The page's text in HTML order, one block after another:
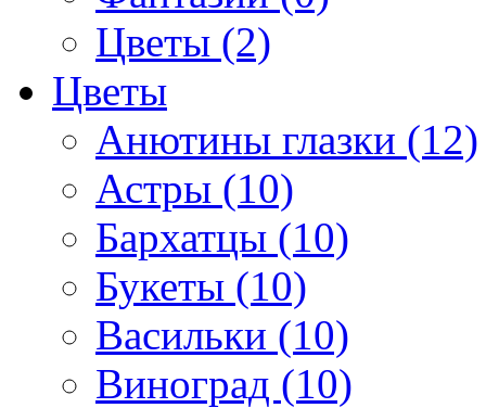
Цветы (2)
Цветы
Анютины глазки (12)
Астры (10)
Бархатцы (10)
Букеты (10)
Васильки (10)
Виноград (10)